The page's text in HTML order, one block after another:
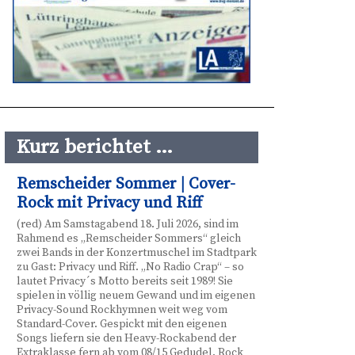
Kurz berichtet …
Remscheider Sommer | Cover-
Rock mit Privacy und Riff
(red) Am Samstagabend 18. Juli 2026, sind im
Rahmend es „Remscheider Sommers“ gleich
zwei Bands in der Konzertmuschel im Stadtpark
zu Gast: Privacy und Riff. „No Radio Crap“ – so
lautet Privacy´s Motto bereits seit 1989! Sie
spielen in völlig neuem Gewand und im eigenen
Privacy-Sound Rockhymnen weit weg vom
Standard-Cover. Gespickt mit den eigenen
Songs liefern sie den Heavy-Rockabend der